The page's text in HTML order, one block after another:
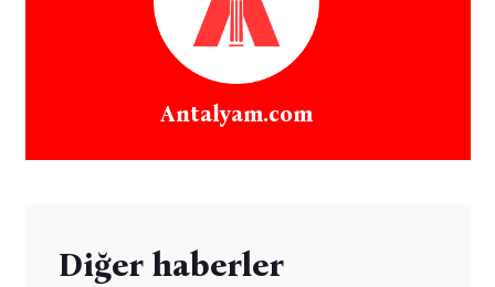
Antalyam.com
Diğer haberler